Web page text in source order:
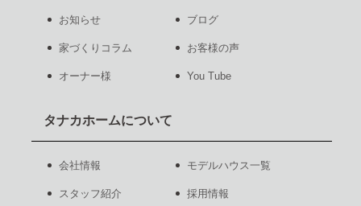
お知らせ ブログ
家づくりコラム お客様の声
オーナー様 You Tube
タナカホームについて
会社情報 モデルハウス一覧
スタッフ紹介 採用情報